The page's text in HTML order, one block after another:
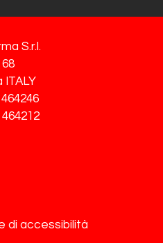
S.r.l.
ITALY
di accessibilità